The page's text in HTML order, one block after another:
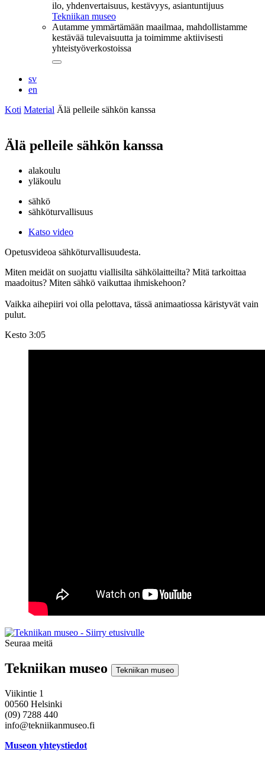
ilo, yhdenvertaisuus, kestävyys, asiantuntijuus
Tekniikan museo
Autamme ymmärtämään maailmaa, mahdollistamme
kestävää tulevaisuutta ja toimimme aktiivisesti
yhteistyöverkostoissa
Sulje
sv
en
Koti Material Älä pelleile sähkön kanssa
Älä pelleile sähkön kanssa
alakoulu
yläkoulu
sähkö
sähköturvallisuus
Katso video
Opetusvideoa sähköturvallisuudesta.
Miten meidät on suojattu viallisilta sähkölaitteilta? Mitä tarkoittaa
maadoitus? Miten sähkö vaikuttaa ihmiskehoon?
Vaikka aihepiiri voi olla pelottava, tässä animaatiossa käristyvät vain
pulut.
Kesto 3:05
Seuraa meitä
Tekniikan museo Tekniikan museo
Viikintie 1
00560 Helsinki
(09) 7288 440
info@tekniikanmuseo.fi
Museon yhteystiedot